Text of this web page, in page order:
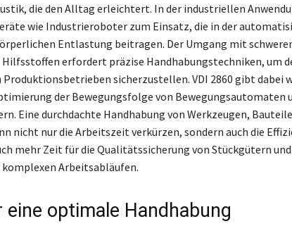
die den Alltag erleichtert. In der industriellen
wie Industrieroboter zum Einsatz, die in der
Entlastung beitragen. Der Umgang mit
erfordert präzise Handhabungstechniken, um
sicherzustellen. VDI 2860 gibt dabei
der Bewegungsfolge von Bewegungsautomaten
Eine durchdachte Handhabung von Werkzeugen,
nicht nur die Arbeitszeit verkürzen, sondern auch die
mehr Zeit für die Qualitätssicherung von Stückgütern und
Arbeitsabläufen.
optimale Handhabung